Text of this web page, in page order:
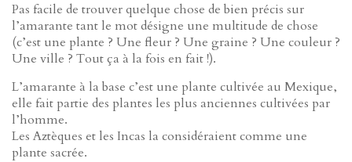
Pas facile de trouver quelque chose de bien précis sur
l’amarante tant le mot désigne une multitude de chose
(c’est une plante ? Une fleur ? Une graine ? Une couleur ?
Une ville ? Tout ça à la fois en fait !).
L’amarante à la base c’est une plante cultivée au Mexique,
elle fait partie des plantes les plus anciennes cultivées par
l’homme.
Les Aztèques et les Incas la considéraient comme une
plante sacrée.